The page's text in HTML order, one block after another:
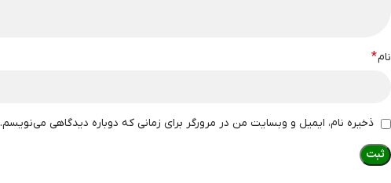
نام*
ذخیره نام، ایمیل و وبسایت من در مرورگر برای زمانی که دوباره دیدگاهی می‌نویسم.